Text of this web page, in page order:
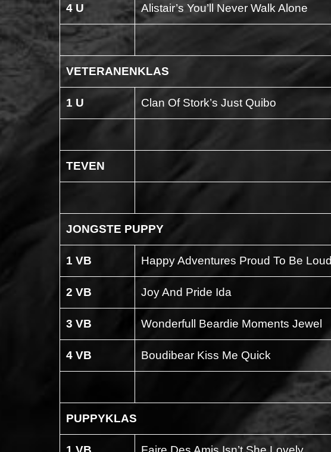
4 U Alistair’s You’ll Never Walk Alone
VETERANENKLAS
1 U Clan Of Stork’s Just Quibo
TEVEN
JONGSTE PUPPY
1 VB Happy Adventures Proud To Be Loud
2 VB Joy And Pride Ida
3 VB Wonderfull Beardie Moments Jewel
4 VB Boudibear Kiss Me Quick
PUPPYKLAS